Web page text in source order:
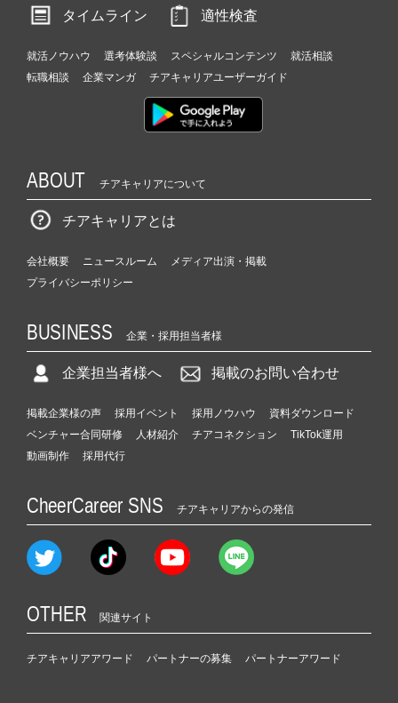
タイムライン
適性検査
就活ノウハウ 選考体験談 スペシャルコンテンツ
就活相談
転職相談
企業マンガ チアキャリアユーザーガイド
ABOUT チアキャリアについて
チアキャリアとは
会社概要 ニュースルーム
メディア出演・掲載
プライバシーポリシー
BUSINESS 企業・採用担当者様
企業担当者様へ 掲載のお問い合わせ
掲載企業様の声 採用イベント 採用ノウハウ
資料ダウンロード
ベンチャー合同研修
人材紹介 チアコネクション
TikTok運用
動画制作
採用代行
CheerCareer SNS チアキャリアからの発信
OTHER 関連サイト
チアキャリアアワード パートナーの募集 パートナーアワード